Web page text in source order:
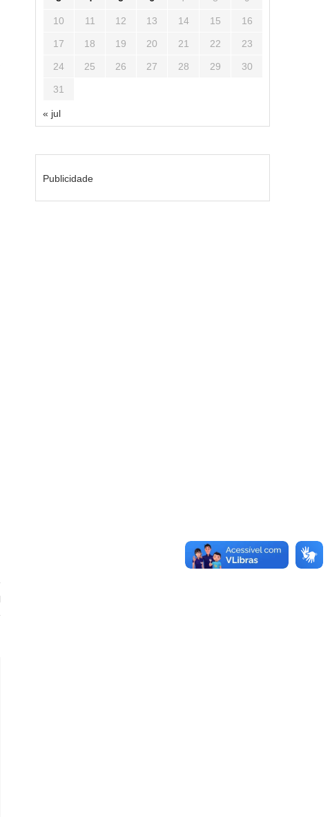
10 11 12 13 14 15 16
17 18 19 20 21 22 23
24 25 26 27 28 29 30
31
« jul
Publicidade